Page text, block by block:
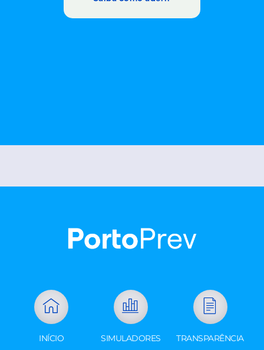
INÍCIO SIMULADORES TRANSPARÊNCIA